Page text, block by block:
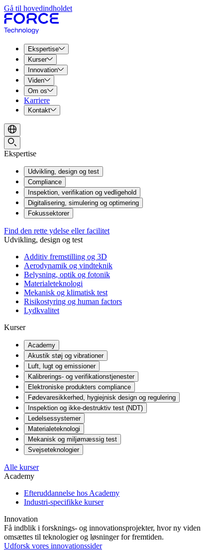
Gå til hovedindholdet
Ekspertise
Kurser
Innovation
Viden
Om os
Karriere
Kontakt
Ekspertise
Udvikling, design og test
Compliance
Inspektion, verifikation og vedligehold
Digitalisering, simulering og optimering
Fokussektorer
Find den rette ydelse eller facilitet
Udvikling, design og test
Additiv fremstilling og 3D
Aerodynamik og vindteknik
Belysning, optik og fotonik
Materialeteknologi
Mekanisk og klimatisk test
Risikostyring og human factors
Lydkvalitet
Kurser
Academy
Akustik støj og vibrationer
Luft, lugt og emissioner
Kalibrerings- og verifikationstjenester
Elektroniske produkters compliance
Fødevaresikkerhed, hygiejnisk design og regulering
Inspektion og ikke-destruktiv test (NDT)
Ledelsessystemer
Materialeteknologi
Mekanisk og miljømæssig test
Svejseteknologier
Alle kurser
Academy
Efteruddannelse hos Academy
Industri-specifikke kurser
Innovation
Få indblik i forsknings- og innovationsprojekter, hvor ny viden
omsættes til teknologier og løsninger for fremtiden.
Udforsk vores innovationssider